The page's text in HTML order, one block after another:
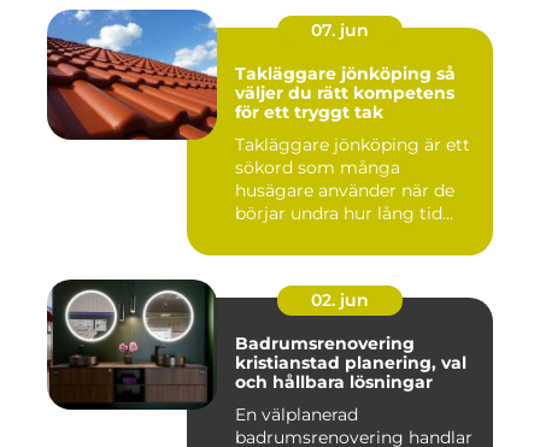
07. jun
Takläggare jönköping så
väljer du rätt kompetens
för ett tryggt tak
Takläggare jönköping är ett
sökord som många
husägare använder när de
börjar undra hur lång tid
02. jun
Badrumsrenovering
kristianstad planering, val
och hållbara lösningar
En välplanerad
badrumsrenovering handlar